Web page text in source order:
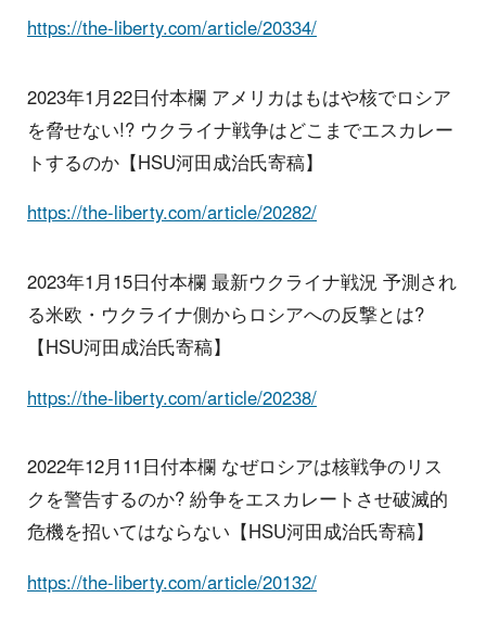
https://the-liberty.com/article/20334/
2023年1月22日付本欄 アメリカはもはや核でロシア
を脅せない!? ウクライナ戦争はどこまでエスカレー
トするのか【HSU河田成治氏寄稿】
https://the-liberty.com/article/20282/
2023年1月15日付本欄 最新ウクライナ戦況 予測され
る米欧・ウクライナ側からロシアへの反撃とは?
【HSU河田成治氏寄稿】
https://the-liberty.com/article/20238/
2022年12月11日付本欄 なぜロシアは核戦争のリス
クを警告するのか? 紛争をエスカレートさせ破滅的
危機を招いてはならない【HSU河田成治氏寄稿】
https://the-liberty.com/article/20132/